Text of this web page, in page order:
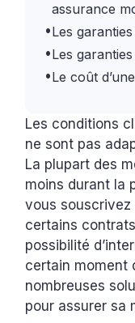
assurance
•Les
•Les
•Le coût
Les conditions
ne sont pas
La plupart des
moins durant la
vous
certains
possibilité
certain moment
nombreuses
pour assurer sa